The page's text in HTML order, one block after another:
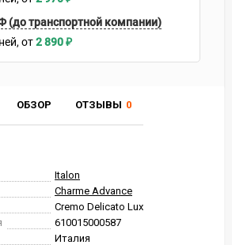
ОБЗОР ОТЗЫВЫ 0
Italon
Charme Advance
Cremo Delicato Lux
610015000587
Италия
(до транспортной компании)
2 890₽